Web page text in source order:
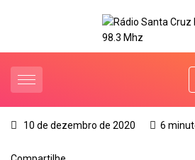
10 de dezembro de 2020 6